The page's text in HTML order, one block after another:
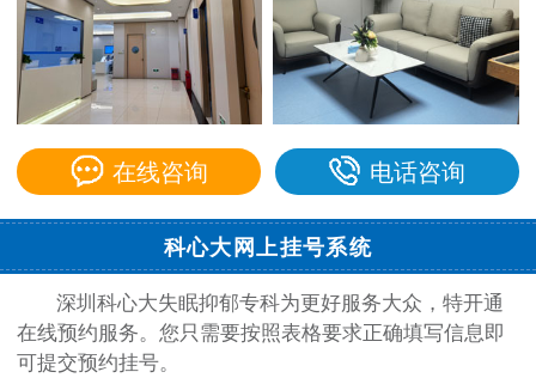
在线咨询 电话咨询
科心大网上挂号系统
深圳科心大失眠抑郁专科为更好服务大众，特开通
在线预约服务。您只需要按照表格要求正确填写信息即
可提交预约挂号。